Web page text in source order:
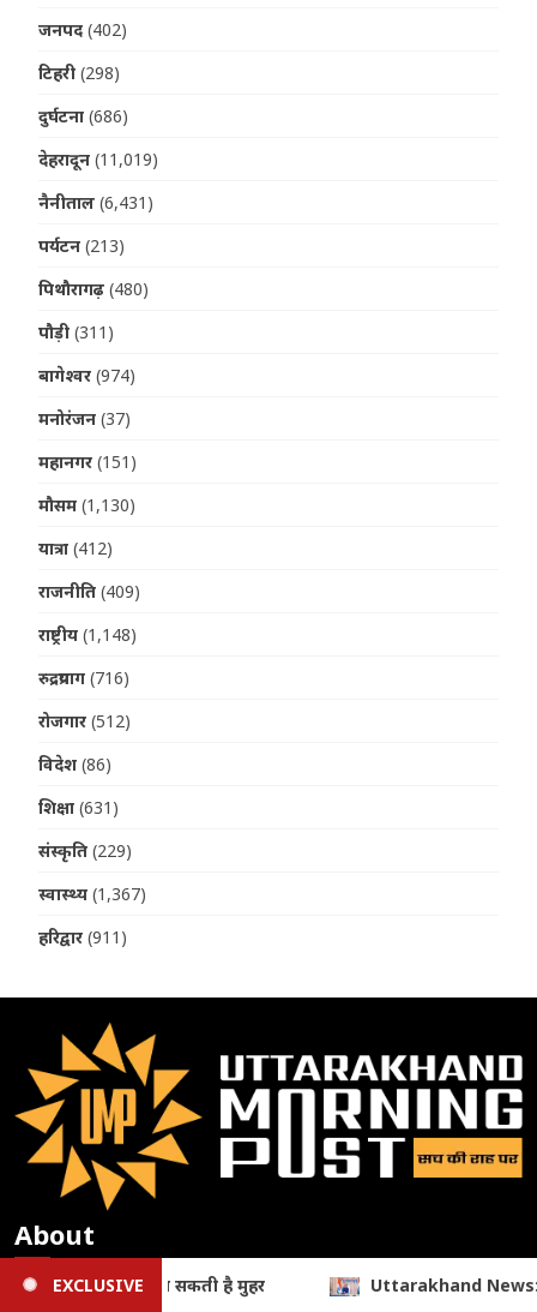
जनपद (402)
टिहरी (298)
दुर्घटना (686)
देहरादून (11,019)
नैनीताल (6,431)
पर्यटन (213)
पिथौरागढ़ (480)
पौड़ी (311)
बागेश्वर (974)
मनोरंजन (37)
महानगर (151)
मौसम (1,130)
यात्रा (412)
राजनीति (409)
राष्ट्रीय (1,148)
रुद्रप्रयाग (716)
रोजगार (512)
विदेश (86)
शिक्षा (631)
संस्कृति (229)
स्वास्थ्य (1,367)
हरिद्वार (911)
About
सूचना एवं लोकसंपर्क विभाग, देहरादून (उत्तराखण्ड) में सूचीबद्ध न्यूज़
EXCLUSIVE
News: तीलू रौतेली पुरस्कार 2026 घोषित, 13 वीरांगनाओं को